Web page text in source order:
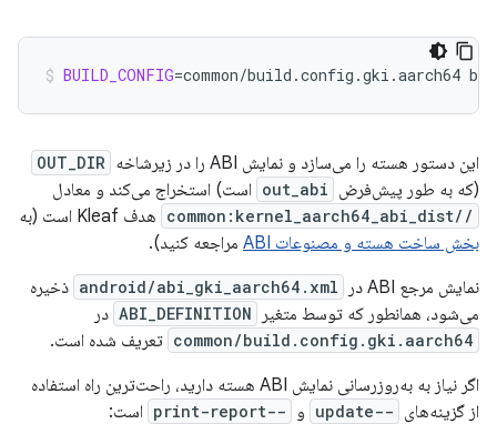
BUILD_CONFIG=common/build.config.gki.aarch64
این دستور هسته را می‌سازد و نمایش ABI را در زیرشاخه OUT_DIR
(که به طور پیش‌فرض out_abi است) استخراج می‌کند و معادل
//common:kernel_aarch64_abi_dist
هدف Kleaf است (به
بخش ساخت هسته و مصنوعات ABI
مراجعه کنید).
نمایش مرجع ABI در
android/abi_gki_aarch64.xml ذخیره
می‌شود، همانطور که توسط متغیر
ABI_DEFINITION در
common/build.config.gki.aarch64 تعریف شده است.
اگر نیاز به به‌روزرسانی نمایش ABI هسته دارید، راحت‌ترین راه استفاده
از گزینه‌های --update و --print-report است: